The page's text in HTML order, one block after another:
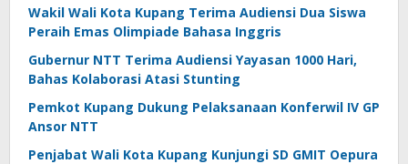
Wakil Wali Kota Kupang Terima Audiensi Dua Siswa
Peraih Emas Olimpiade Bahasa Inggris
Gubernur NTT Terima Audiensi Yayasan 1000 Hari,
Bahas Kolaborasi Atasi Stunting
Pemkot Kupang Dukung Pelaksanaan Konferwil IV GP
Ansor NTT
Penjabat Wali Kota Kupang Kunjungi SD GMIT Oepura